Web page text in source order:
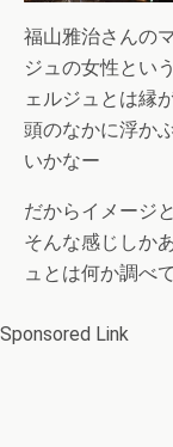
福山雅治さんの
ジュの女性とい
ェルジュとは縁
頭のなかに浮か
いかなー
だからイメージ
そんな感じしか
ュとは何か調べ
Sponsored Link